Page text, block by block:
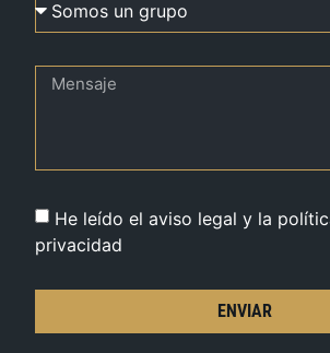
He leído el aviso legal y la
privacidad
ENVIAR